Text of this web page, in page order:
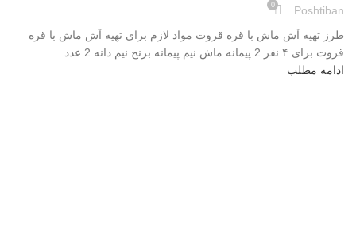
Poshtiban
0
طرز تهیه آش ماش با قره قروت مواد لازم برای تهیه آش ماش با قره
قروت برای ۴ نفر 2 پیمانه ماش نیم پیمانه برنج نیم دانه 2 عدد ...
ادامه مطلب